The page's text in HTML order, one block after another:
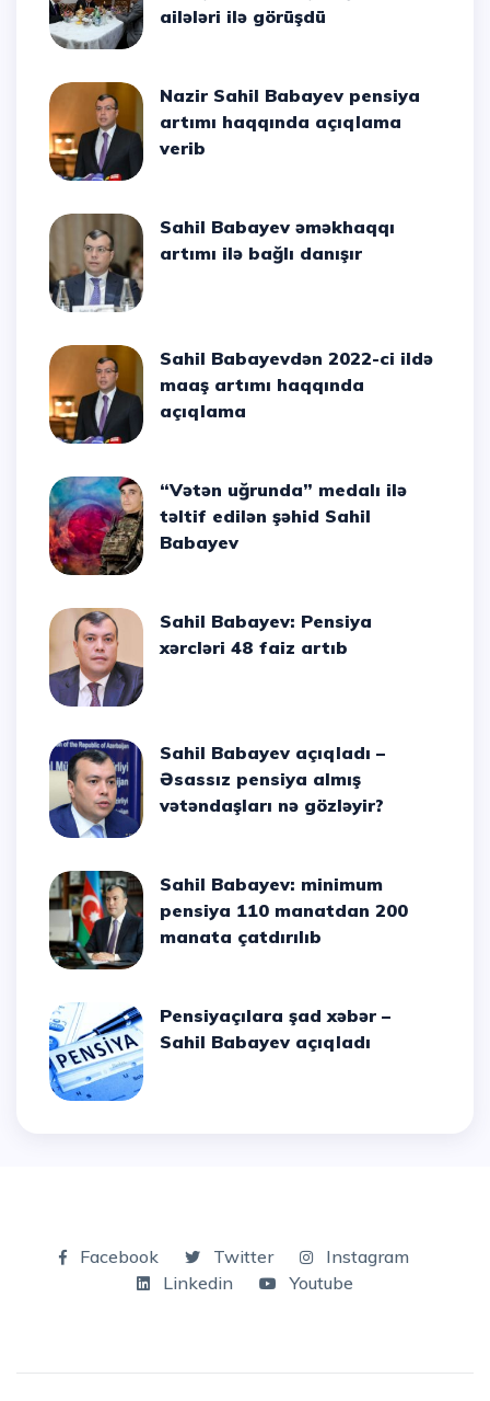
ailələri ilə görüşdü
Nazir Sahil Babayev pensiya
artımı haqqında açıqlama
verib
Sahil Babayev əməkhaqqı
artımı ilə bağlı danışır
Sahil Babayevdən 2022-ci ildə
maaş artımı haqqında
açıqlama
“Vətən uğrunda” medalı ilə
təltif edilən şəhid Sahil
Babayev
Sahil Babayev: Pensiya
xərcləri 48 faiz artıb
Sahil Babayev açıqladı –
Əsassız pensiya almış
vətəndaşları nə gözləyir?
Sahil Babayev: minimum
pensiya 110 manatdan 200
manata çatdırılıb
Pensiyaçılara şad xəbər –
Sahil Babayev açıqladı
Facebook Twitter
Instagram
Linkedin
Youtube